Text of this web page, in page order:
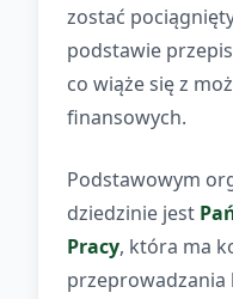
zostać
podstawie
co wiąże się z
finansowych.
Podstawowym
dziedzinie jest
Pracy, która ma